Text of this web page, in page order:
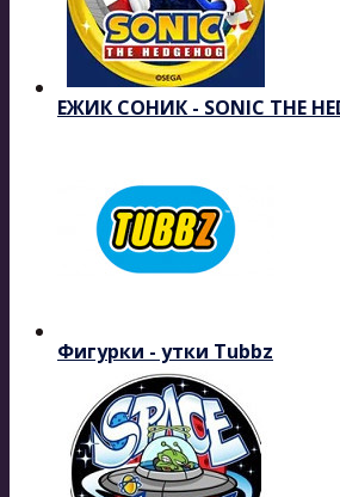
ЕЖИК СОНИК - SONIC THE
Фигурки - утки Tubbz